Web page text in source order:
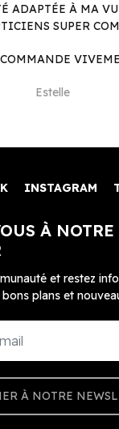
ADAPTÉE À MA
SUPER
Estelle
INSTAGRAM
À NOTRE
et restez
plans et
À NOTRE